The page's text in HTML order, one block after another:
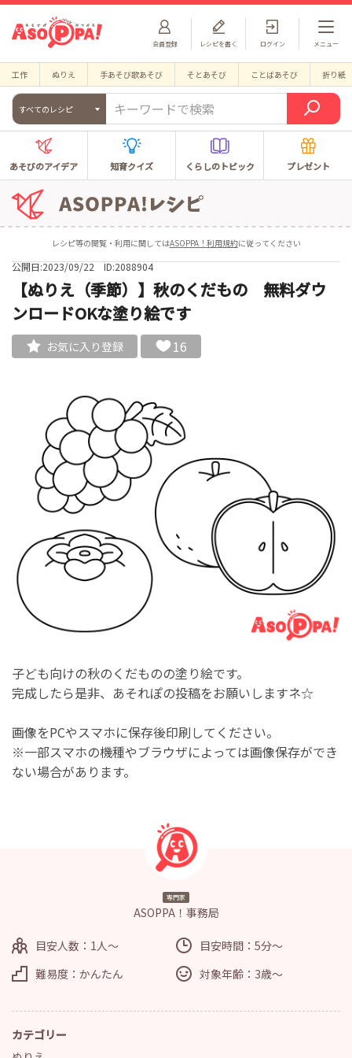
会員登録 ログイン
レシピを書く メニュー
工作 ぬりえ 手あそび歌あそび そとあそび ことばあそび 折り紙
すべてのレシピ
あそびのアイデア 知育クイズ くらしのトピック プレゼント
レシピ等の閲覧・利用に関してはASOPPA！利用規約に従ってください
公開日:2023/09/22 ID:2088904
【ぬりえ（季節）】秋のくだもの 無料ダウ
ンロードOKな塗り絵です
お気に入り登録 16
子ども向けの秋のくだものの塗り絵です。
完成したら是非、あそれぽの投稿をお願いしますネ☆
画像をPCやスマホに保存後印刷してください。
※一部スマホの機種やブラウザによっては画像保存ができ
ない場合があります。
専門家
ASOPPA！事務局
目安人数：1人～
目安時間：5分～
難易度：かんたん
対象年齢：3歳～
カテゴリー